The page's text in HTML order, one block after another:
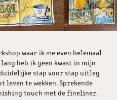
waar ik me even helemaal
heb ik geen kwast in mijn
stap voor stap uitleg
te wekken. Sprekende
touch met de fineliner.